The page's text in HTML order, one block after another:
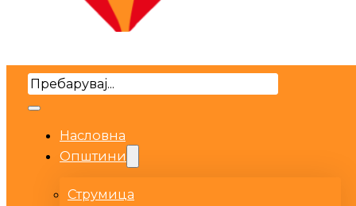
Search
Насловна
Општини
Струмица